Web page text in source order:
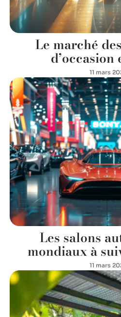
Le marché
d’occasion
11 mars
Les salons
mondiaux à
11 mars